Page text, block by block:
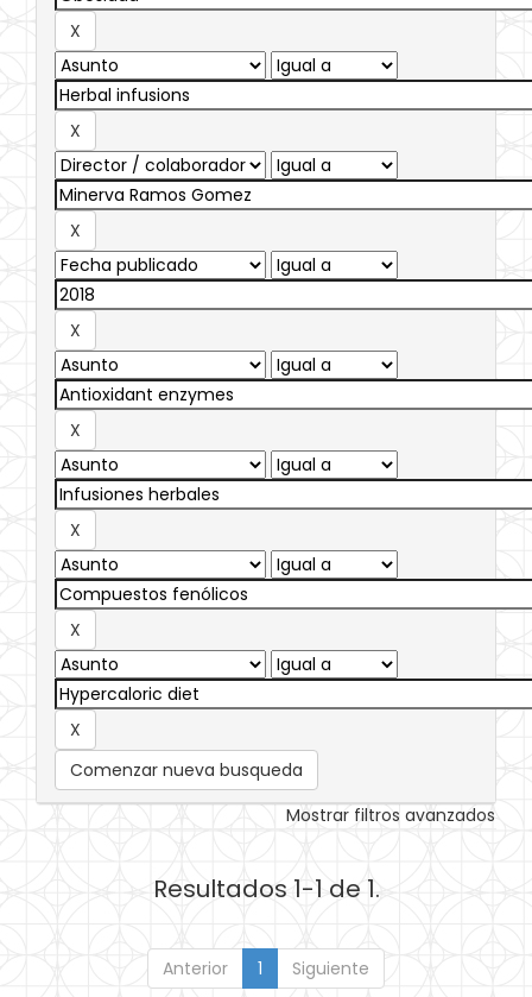
Comenzar nueva busqueda
Mostrar filtros avanzados
Resultados 1-1 de 1.
Anterior 1 Siguiente